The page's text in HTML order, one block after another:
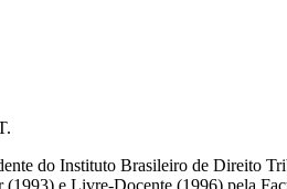
do Instituto Brasileiro de
e Livre-Docente (1996) pela